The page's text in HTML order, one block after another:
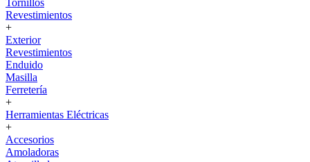
Tornillos
Revestimientos
+
Exterior
Revestimientos
Enduido
Masilla
Ferretería
+
Herramientas Eléctricas
+
Accesorios
Amoladoras